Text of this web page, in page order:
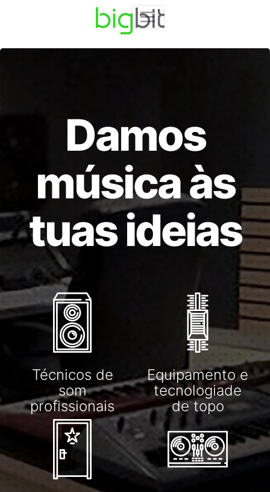
Damos
música às
tuas ideias
Técnicos de
som
profissionais
Equipamento e
tecnologiade
de topo